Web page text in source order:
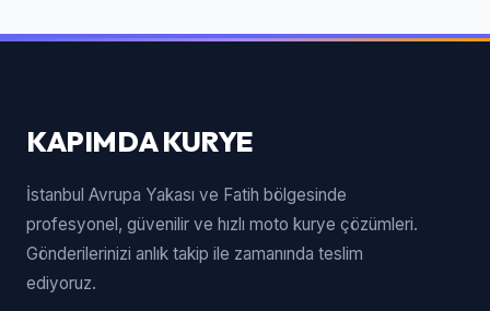
KAPIMDA KURYE
İstanbul Avrupa Yakası ve Fatih bölgesinde
profesyonel, güvenilir ve hızlı moto kurye çözümleri.
Gönderilerinizi anlık takip ile zamanında teslim
ediyoruz.